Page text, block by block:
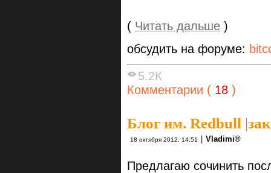
( Читать дальше )
обсудить на форуме:
5.2К
Комментарии ( 18 )
Блог им. Redbull |
18 октября 2012, 14:51 | Vlаdimi®
Предлагаю сочинить